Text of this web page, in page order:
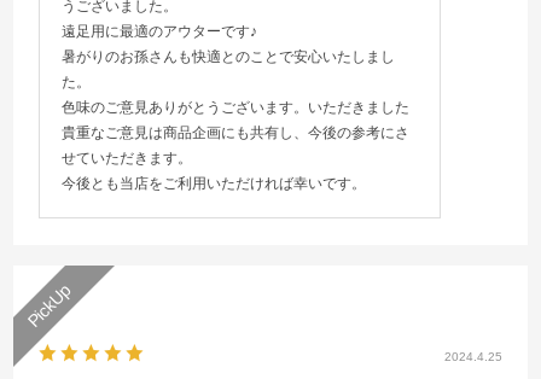
うございました。
遠足用に最適のアウターです♪
暑がりのお孫さんも快適とのことで安心いたしまし
た。
色味のご意見ありがとうございます。いただきました
貴重なご意見は商品企画にも共有し、今後の参考にさ
せていただきます。
今後とも当店をご利用いただければ幸いです。
2024.4.25